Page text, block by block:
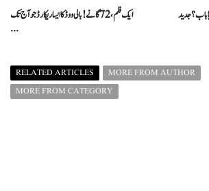
ایک فلم، 72 گانے! بالی ووڈ کا ایسا ریکارڈ جو آج تک
...
باب؟ جدید
RELATED ARTICLES
MORE FROM AUTHOR
MORE FROM CATEGORY